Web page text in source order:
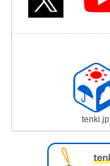
tenki.jp